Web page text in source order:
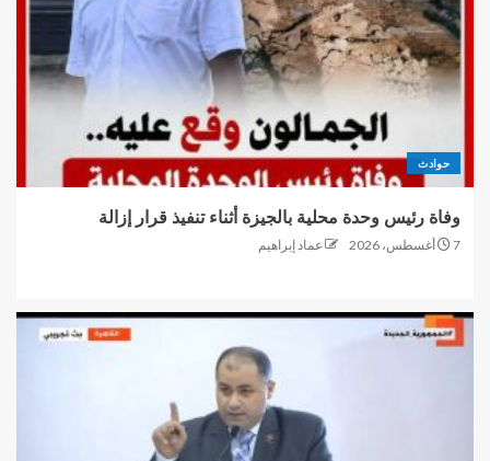
حوادث
وفاة رئيس وحدة محلية بالجيزة أثناء تنفيذ قرار إزالة
7 أغسطس، 2026 عماد إبراهيم